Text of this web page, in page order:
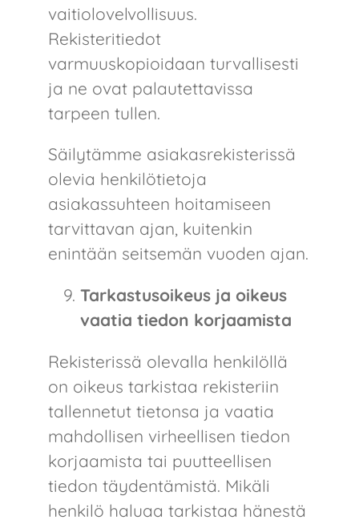
vaitiolovelvollisuus.
Rekisteritiedot
varmuuskopioidaan turvallisesti
ja ne ovat palautettavissa
tarpeen tullen.
Säilytämme asiakasrekisterissä
olevia henkilötietoja
asiakassuhteen hoitamiseen
tarvittavan ajan, kuitenkin
enintään seitsemän vuoden ajan.
Tarkastusoikeus ja oikeus
vaatia tiedon korjaamista
Rekisterissä olevalla henkilöllä
on oikeus tarkistaa rekisteriin
tallennetut tietonsa ja vaatia
mahdollisen virheellisen tiedon
korjaamista tai puutteellisen
tiedon täydentämistä. Mikäli
henkilö haluaa tarkistaa hänestä